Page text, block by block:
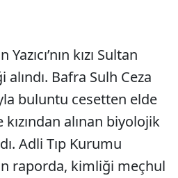
kızı Sultan
Bafra Sulh Ceza
buluntu cesetten elde
alınan biyolojik
Adli Tıp Kurumu
raporda, kimliği meçhul